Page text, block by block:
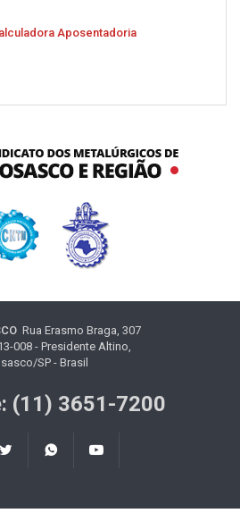
Aposentadoria
Rua Erasmo Braga, 307
008 - Presidente Altino,
SP - Brasil
(11) 3651-7200